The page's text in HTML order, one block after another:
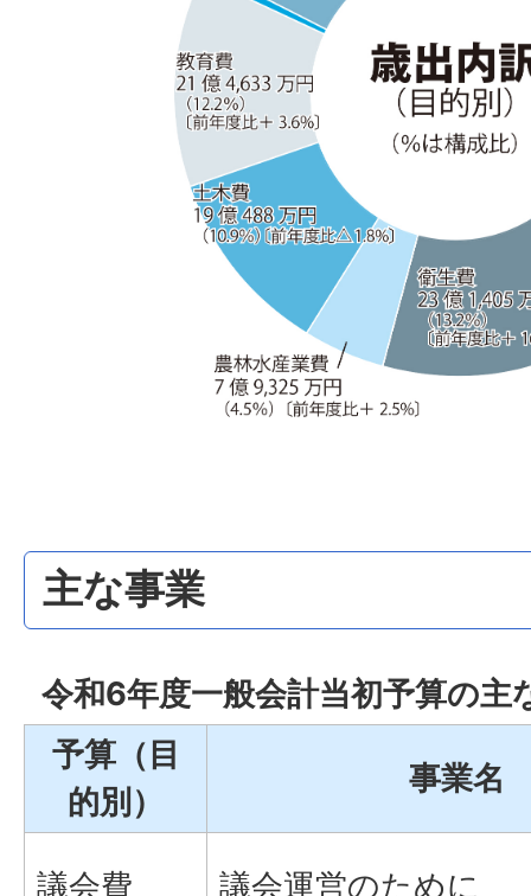
主な事業
令和6年度一般会計当初予算の主
予算（目
的別）
事業名
議会費 議会運営のために